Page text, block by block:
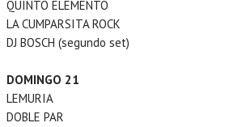
QUINTO ELEMENTO
LA CUMPARSITA ROCK
DJ BOSCH (segundo set)
DOMINGO 21
LEMURIA
DOBLE PAR